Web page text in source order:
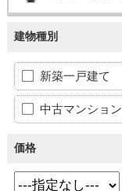
建物種別
新築一戸建て
中古マンション
価格